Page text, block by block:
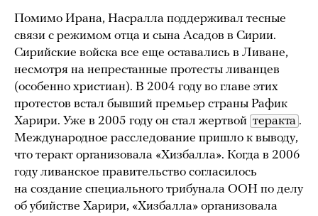
Помимо Ирана, Насралла поддерживал тесные
связи с режимом отца и сына Асадов в Сирии.
Сирийские войска все еще оставались в Ливане,
несмотря на непрестанные протесты ливанцев
(особенно христиан). В 2004 году во главе этих
протестов встал бывший премьер страны Рафик
Харири. Уже в 2005 году он стал жертвой теракта .
Международное расследование пришло к выводу,
что теракт организовала «Хизбалла». Когда в 2006
году ливанское правительство согласилось
на создание специального трибунала ООН по делу
об убийстве Харири, «Хизбалла» организовала